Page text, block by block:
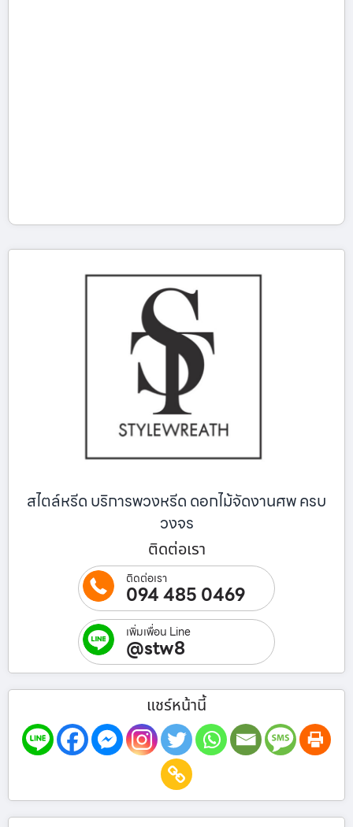
สไตล์หรีด บริการพวงหรีด ดอกไม้จัดงานศพ ครบ
วงจร
ติดต่อเรา
ติดต่อเรา
094 485 0469
เพิ่มเพื่อน Line
@stw8
แชร์หน้านี้